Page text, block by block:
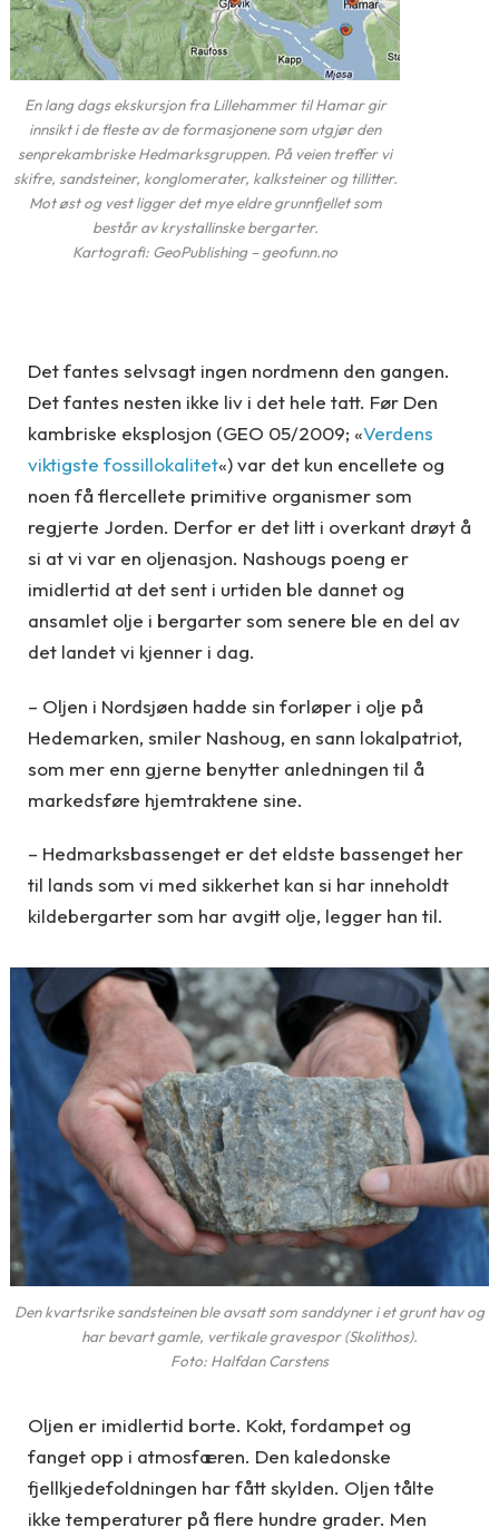
En lang dags ekskursjon fra Lillehammer til Hamar gir
innsikt i de fleste av de formasjonene som utgjør den
senprekambriske Hedmarksgruppen. På veien treffer vi
skifre, sandsteiner, konglomerater, kalksteiner og tillitter.
Mot øst og vest ligger det mye eldre grunnfjellet som
består av krystallinske bergarter.
Kartografi: GeoPublishing – geofunn.no
Det fantes selvsagt ingen nordmenn den gangen.
Det fantes nesten ikke liv i det hele tatt. Før Den
kambriske eksplosjon (GEO 05/2009; «Verdens
viktigste fossillokalitet«) var det kun encellete og
noen få flercellete primitive organismer som
regjerte Jorden. Derfor er det litt i overkant drøyt å
si at vi var en oljenasjon. Nashougs poeng er
imidlertid at det sent i urtiden ble dannet og
ansamlet olje i bergarter som senere ble en del av
det landet vi kjenner i dag.
– Oljen i Nordsjøen hadde sin forløper i olje på
Hedemarken, smiler Nashoug, en sann lokalpatriot,
som mer enn gjerne benytter anledningen til å
markedsføre hjemtraktene sine.
– Hedmarksbassenget er det eldste bassenget her
til lands som vi med sikkerhet kan si har inneholdt
kildebergarter som har avgitt olje, legger han til.
Den kvartsrike sandsteinen ble avsatt som sanddyner i et grunt hav og
har bevart gamle, vertikale gravespor (Skolithos).
Foto: Halfdan Carstens
Oljen er imidlertid borte. Kokt, fordampet og
fanget opp i atmosfæren. Den kaledonske
fjellkjedefoldningen har fått skylden. Oljen tålte
ikke temperaturer på flere hundre grader. Men